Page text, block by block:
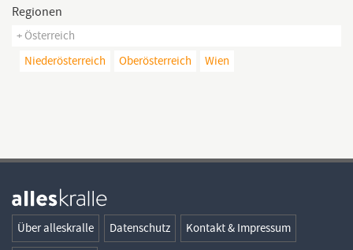
Regionen
+ Österreich
Niederösterreich
Oberösterreich Wien
Über alleskralle Datenschutz Kontakt & Impressum